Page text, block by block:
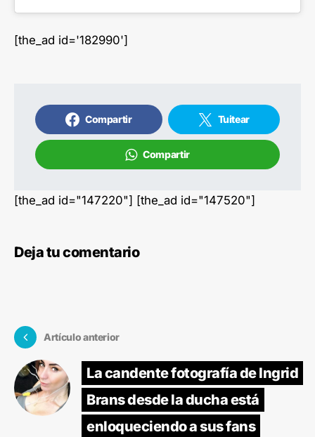
[the_ad id='182990']
Compartir Tuitear
Compartir
[the_ad id="147220"] [the_ad id="147520"]
Deja tu comentario
Artículo anterior
La candente fotografía de Ingrid
Brans desde la ducha está
enloqueciendo a sus fans